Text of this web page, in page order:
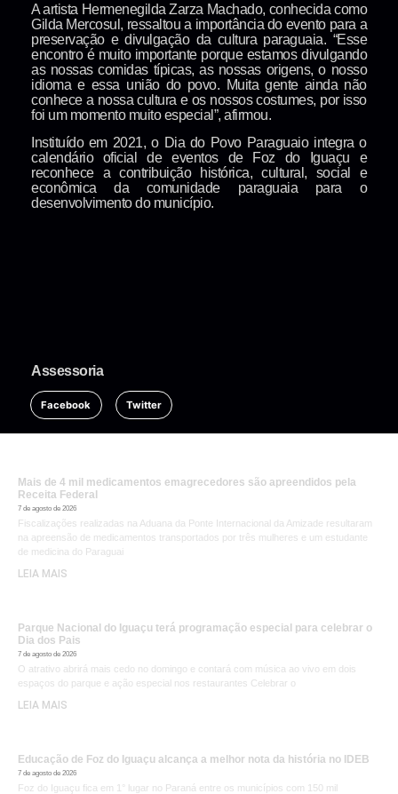
A artista Hermenegilda Zarza Machado, conhecida como
Gilda Mercosul, ressaltou a importância do evento para a
preservação e divulgação da cultura paraguaia. “Esse
encontro é muito importante porque estamos divulgando
as nossas comidas típicas, as nossas origens, o nosso
idioma e essa união do povo. Muita gente ainda não
conhece a nossa cultura e os nossos costumes, por isso
foi um momento muito especial”, afirmou.
Instituído em 2021, o Dia do Povo Paraguaio integra o
calendário oficial de eventos de Foz do Iguaçu e
reconhece a contribuição histórica, cultural, social e
econômica da comunidade paraguaia para o
desenvolvimento do município.
Assessoria
Facebook Twitter
Mais de 4 mil medicamentos emagrecedores são apreendidos pela
Receita Federal
7 de agosto de 2026
Fiscalizações realizadas na Aduana da Ponte Internacional da Amizade resultaram
na apreensão de medicamentos transportados por três mulheres e um estudante
de medicina do Paraguai
LEIA MAIS
Parque Nacional do Iguaçu terá programação especial para celebrar o
Dia dos Pais
7 de agosto de 2026
O atrativo abrirá mais cedo no domingo e contará com música ao vivo em dois
espaços do parque e ação especial nos restaurantes Celebrar o
LEIA MAIS
Educação de Foz do Iguaçu alcança a melhor nota da história no IDEB
7 de agosto de 2026
Foz do Iguaçu fica em 1° lugar no Paraná entre os municípios com 150 mil